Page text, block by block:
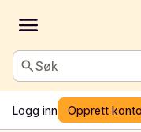
Søk
Logg inn Opprett konto